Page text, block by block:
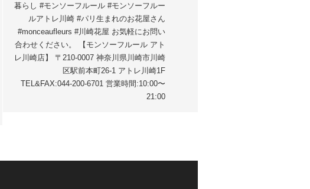
暮らし #モンソーフルール #モンソーフルー
ルアトレ川崎 #パリ生まれのお花屋さん
#monceaufleurs #川崎花屋 お気軽にお問い
合わせください。 【モンソーフルール アト
レ川崎店】 〒210-0007 神奈川県川崎市川崎
区駅前本町26-1 アトレ川崎1F
TEL&FAX:044-200-6701 営業時間:10:00〜
21:00